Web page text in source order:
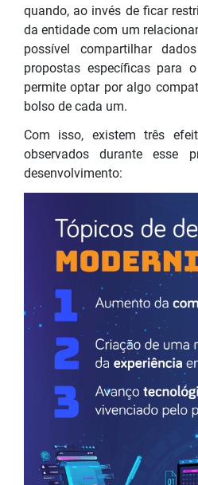
quando, ao invés de ficar
da entidade com um
possível compartilhar
propostas específicas para
permite optar por algo
bolso de cada um.
Com isso, existem três
observados durante esse
desenvolvimento: